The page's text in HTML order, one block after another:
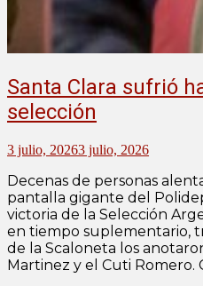
Santa Clara sufrió
selección
3 julio, 20263 julio, 2026
Decenas de personas
pantalla gigante del
victoria de la Selección
en tiempo suplementario,
de la Scaloneta los
Martinez y el Cuti Romero.